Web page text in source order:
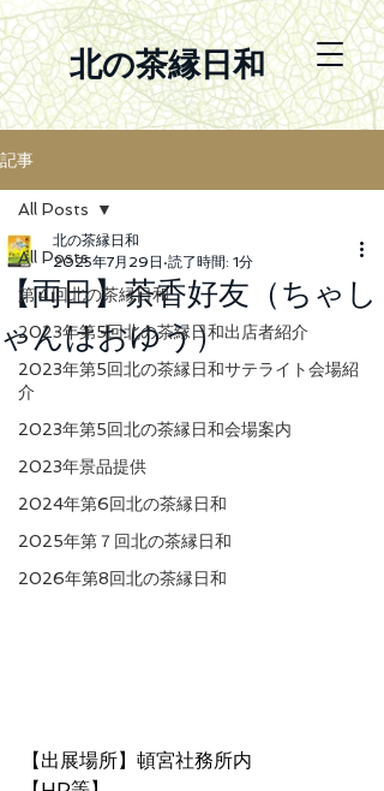
北の茶縁日和
記事
All Posts
第４回北の茶縁日和
2023年第5回北の茶縁日和出店者紹介
2023年第5回北の茶縁日和サテライト会場紹
介
2023年第5回北の茶縁日和会場案内
2023年景品提供
2024年第6回北の茶縁日和
2025年第７回北の茶縁日和
2026年第8回北の茶縁日和
All Posts
【両日】茶香好友（ちゃし
ゃんはおゆう）
北の茶縁日和
2025年7月29日 読了時間: 1分
【出展場所】頓宮社務所内